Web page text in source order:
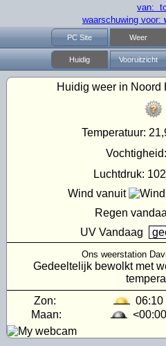
van:
waarschuwing voor:
PC Site Weer
Huidig Vooruitzicht
Huidig weer in Noord
Temperatuur:
Vochtigheid:
Luchtdruk:
Wind vanuit
Regen
UV Vandaag
Ons weerstation
Gedeeltelijk bewolkt met
Zon:
06:10
Maan:
<00:00